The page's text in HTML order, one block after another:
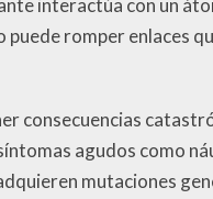
interactúa con un
romper enlaces
consecuencias
agudos como
mutaciones